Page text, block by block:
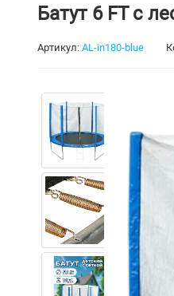
Батут 6 FT с
Артикул: AL-in180-blue